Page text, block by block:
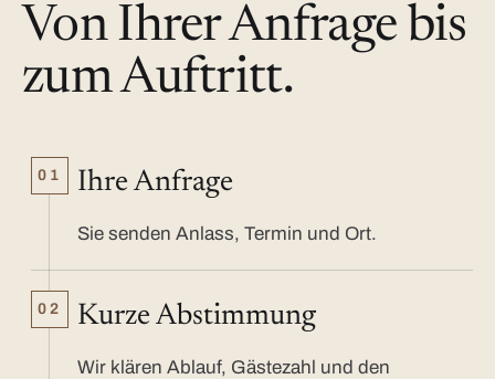
Von Ihrer Anfrage bis
zum Auftritt.
01 Ihre Anfrage
Sie senden Anlass, Termin und Ort.
02 Kurze Abstimmung
Wir klären Ablauf, Gästezahl und den